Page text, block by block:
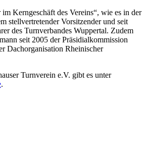
Kerngeschäft des Vereins“, wie es in der
stellvertretender Vorsitzender und seit
des Turnverbandes Wuppertal. Zudem
seit 2005 der Präsidialkommission
Dachorganisation Rheinischer
Turnverein e.V. gibt es unter
.